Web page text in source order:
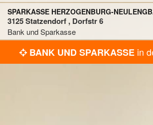
SPARKASSE HERZOGENBURG-
3125 Statzendorf , Dorfstr 6
Bank und Sparkasse
BANK UND SPARKASSE in